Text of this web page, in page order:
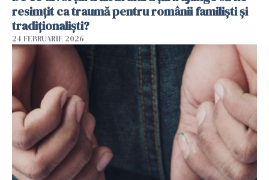
resimțit ca traumă pentru românii familiști și
tradiționaliști?
24 FEBRUARIE 2026